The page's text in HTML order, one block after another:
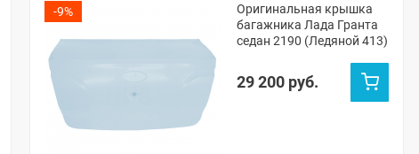
-9%
Оригинальная крышка
багажника Лада Гранта
седан 2190 (Ледяной 413)
29 200 руб.